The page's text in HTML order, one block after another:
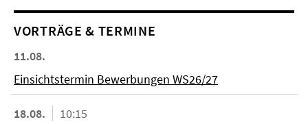
VORTRÄGE & TERMINE
11.08.
Einsichtstermin Bewerbungen WS26/27
18.08.
10:15